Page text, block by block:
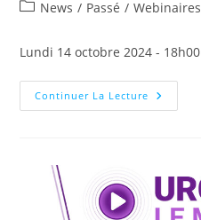
News / Passé / Webinaires
Lundi 14 octobre 2024 - 18h00
Continuer La Lecture